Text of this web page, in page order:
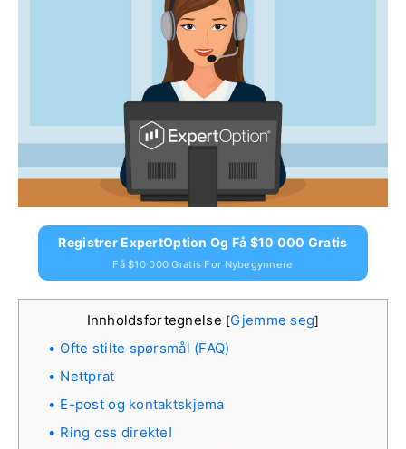
Registrer ExpertOption Og Få $10 000 Gratis
Få $10 000 Gratis For Nybegynnere
Innholdsfortegnelse [Gjemme seg]
Ofte stilte spørsmål (FAQ)
Nettprat
E-post og kontaktskjema
Ring oss direkte!